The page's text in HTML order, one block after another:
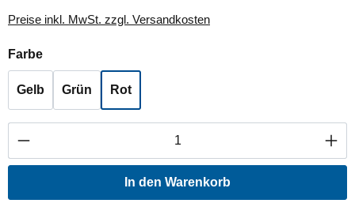
Preise inkl. MwSt. zzgl. Versandkosten
Farbeauswählen
Gelb Grün Rot
Produkt Anzahl: Gib den gewünschten
In den Warenkorb